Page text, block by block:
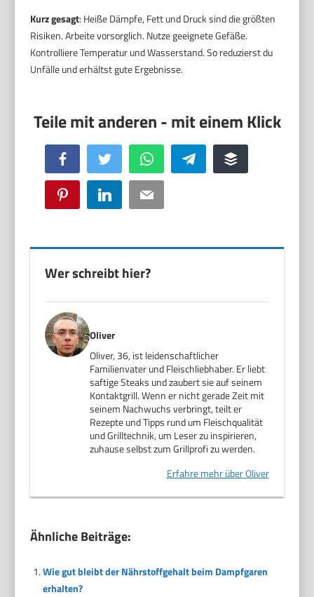
Kurz gesagt: Heiße Dämpfe, Fett und Druck sind die größten
Risiken. Arbeite vorsorglich. Nutze geeignete Gefäße.
Kontrolliere Temperatur und Wasserstand. So reduzierst du
Unfälle und erhältst gute Ergebnisse.
Facebook Twitter WhatsApp Telegram Buffer
Pinterest LinkedIn Email
Wer schreibt hier?
Oliver
Oliver, 36, ist leidenschaftlicher
Familienvater und Fleischliebhaber. Er liebt
saftige Steaks und zaubert sie auf seinem
Kontaktgrill. Wenn er nicht gerade Zeit mit
seinem Nachwuchs verbringt, teilt er
Rezepte und Tipps rund um Fleischqualität
und Grilltechnik, um Leser zu inspirieren,
zuhause selbst zum Grillprofi zu werden.
Erfahre mehr über Oliver
Ähnliche Beiträge:
Wie gut bleibt der Nährstoffgehalt beim Dampfgaren
erhalten?